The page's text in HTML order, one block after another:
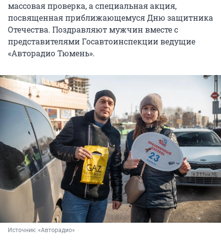
массовая проверка, а специальная акция,
посвященная приближающемуся Дню защитника
Отечества. Поздравляют мужчин вместе с
представителями Госавтоинспекции ведущие
«Авторадио Тюмень».
Источник: «Авторадио»